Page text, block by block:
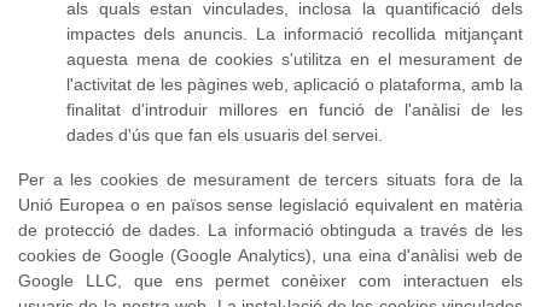
als quals estan vinculades, inclosa la quantificació dels
impactes dels anuncis. La informació recollida mitjançant
aquesta mena de cookies s'utilitza en el mesurament de
l'activitat de les pàgines web, aplicació o plataforma, amb la
finalitat d'introduir millores en funció de l'anàlisi de les
dades d'ús que fan els usuaris del servei.
Per a les cookies de mesurament de tercers situats fora de la
Unió Europea o en països sense legislació equivalent en matèria
de protecció de dades. La informació obtinguda a través de les
cookies de Google (Google Analytics), una eina d'anàlisi web de
Google LLC, que ens permet conèixer com interactuen els